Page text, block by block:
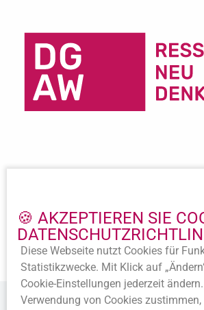
🍪 AKZEPTIEREN SIE
Diese Webseite nutzt Cookies für
Statistik­zwecke. Mit Klick auf
Cookie-Ein­stellungen jederzeit
Verwendung von Cookies
Important Links
Privacy policy
Accession
Statutes